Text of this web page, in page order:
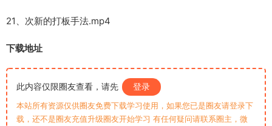
21、次新的打板手法.mp4
下载地址
此内容仅限圈友查看，请先 登录
本站所有资源仅供圈友免费下载学习使用，如果您已是圈友请登录下
载，还不是圈友充值升级圈友开始学习 有任何疑问请联系圈主，微